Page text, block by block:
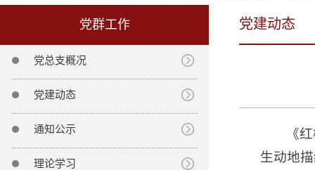
党群工作
党总支概况
党建动态
通知公示
理论学习
党建动态
《
生动地